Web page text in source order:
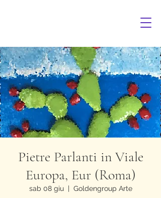
Pietre Parlanti in Viale
Europa, Eur (Roma)
sab 08 giu
  |
Goldengroup Arte